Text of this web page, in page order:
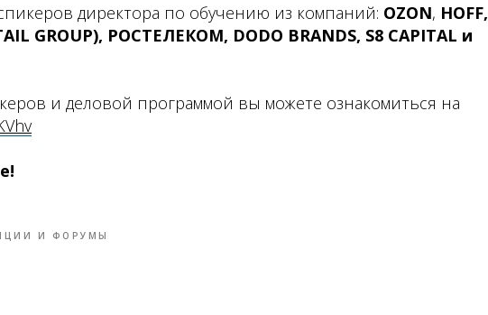
директора по обучению из компаний: OZON, HOFF,
GROUP), РОСТЕЛЕКОМ, DODO BRANDS, S8 CAPITAL и
и деловой программой вы можете ознакомиться на
И ФОРУМЫ